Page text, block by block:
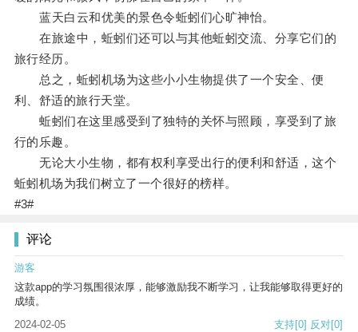
蓝天白云和优美的景色令蚯蚓们心旷神怡。
在旅途中，蚯蚓们还可以与其他蚯蚓交流、分享它们的
旅行经历。
总之，蚯蚓机场为这些小小生物提供了一个安全、便
利、舒适的旅行天堂。
蚯蚓们在这里感受到了独特的关怀与照顾，享受到了旅
行的乐趣。
无论大小生物，都有权利享受出行的便利和舒适，这个
蚯蚓机场为我们树立了一个很好的榜样。
#3#
评论
游客
这款app的学习氛围很浓厚，能够激励我不断学习，让我能够取得更好的
成绩。
2024-02-05
支持[0] 反对[0]